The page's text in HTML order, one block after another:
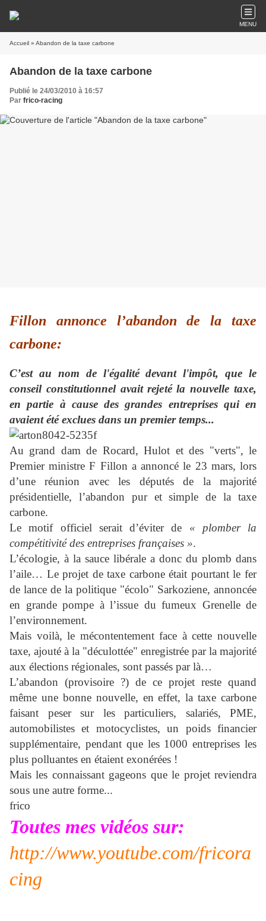
MENU
Accueil » Abandon de la taxe carbone
Abandon de la taxe carbone
Publié le 24/03/2010 à 16:57
Par frico-racing
Fillon annonce l’abandon de la taxe
carbone:
C’est au nom de l'égalité devant l'impôt, que le
conseil constitutionnel avait rejeté la nouvelle taxe,
en partie à cause des grandes entreprises qui en
avaient été exclues dans un premier temps...
Au grand dam de Rocard, Hulot et des "verts", le
Premier ministre F Fillon a annoncé le 23 mars, lors
d’une réunion avec les députés de la majorité
présidentielle, l’abandon pur et simple de la taxe
carbone.
Le motif officiel serait d’éviter de « plomber la
compétitivité des entreprises françaises ».
L’écologie, à la sauce libérale a donc du plomb dans
l’aile… Le projet de taxe carbone était pourtant le fer
de lance de la politique "écolo" Sarkoziene, annoncée
en grande pompe à l’issue du fumeux Grenelle de
l’environnement.
Mais voilà, le mécontentement face à cette nouvelle
taxe, ajouté à la "déculottée" enregistrée par la majorité
aux élections régionales, sont passés par là…
L’abandon (provisoire ?) de ce projet reste quand
même une bonne nouvelle, en effet, la taxe carbone
faisant peser sur les particuliers, salariés, PME,
automobilistes et motocyclistes, un poids financier
supplémentaire, pendant que les 1000 entreprises les
plus polluantes en étaient exonérées !
Mais les connaissant gageons que le projet reviendra
sous une autre forme...
frico
Toutes mes vidéos sur:
http://www.youtube.com/fricora
cing